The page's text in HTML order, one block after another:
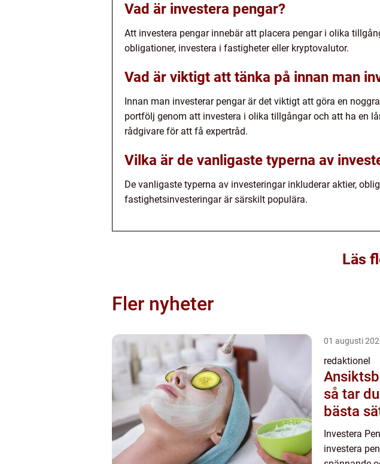
Vad är investera pengar?
Att investera pengar innebär att placera pengar i olika
obligationer, investera i fastigheter eller kryptovalutor.
Vad är viktigt att tänka på innan man
Innan man investerar pengar är det viktigt att göra en
portfölj genom att investera i olika tillgångar och att ha en
rådgivare för att få expertråd.
Vilka är de vanligaste typerna av
De vanligaste typerna av investeringar inkluderar aktier,
fastighetsinvesteringar är särskilt populära.
Läs
Fler nyheter
01 augusti
redaktionel
så tar
bästa
Investera
investera